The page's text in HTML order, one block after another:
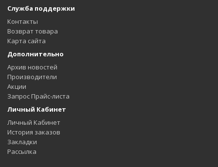
Служба поддержки
Контакты
Возврат товара
Карта сайта
Дополнительно
Архив новостей
Производители
Акции
Запрос Прайс-листа
Личный Кабинет
Личный Кабинет
История заказов
Закладки
Рассылка